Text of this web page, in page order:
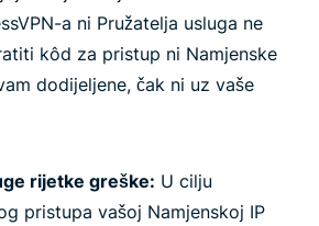
a ni Pružatelja usluga ne
kôd za pristup ni Namjenske
dodijeljene, čak ni uz vaše
rijetke greške: U cilju
pristupa vašoj Namjenskoj IP